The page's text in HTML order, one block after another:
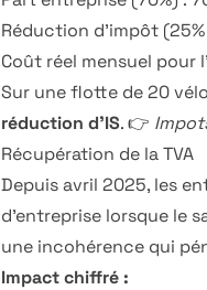
Réduction d'impôt
Coût réel mensuel pour
Sur une flotte de 20
réduction d'IS. 👉
Récupération de la TVA
Depuis avril 2025, les
d'entreprise lorsque le
une incohérence qui
Impact chiffré :